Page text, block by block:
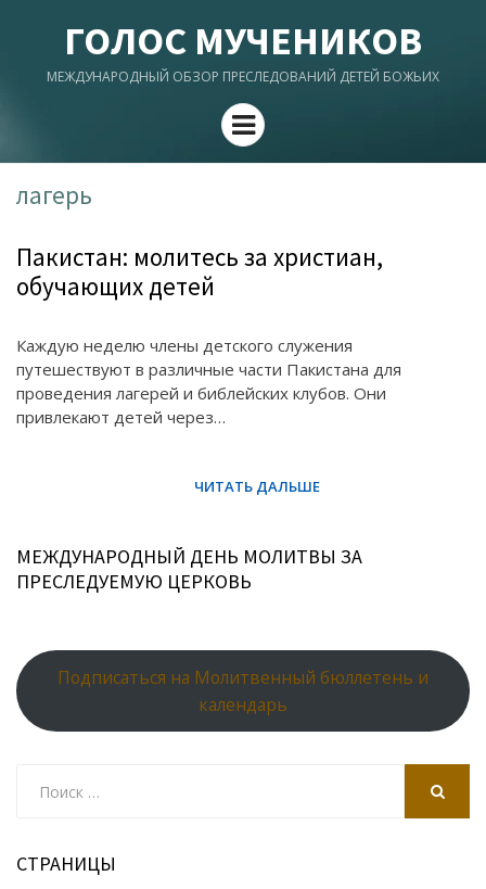
ГОЛОС МУЧЕНИКОВ
МЕЖДУНАРОДНЫЙ ОБЗОР ПРЕСЛЕДОВАНИЙ ДЕТЕЙ БОЖЬИХ
Menu
лагерь
Пакистан: молитесь за христиан,
обучающих детей
Каждую неделю члены детского служения
путешествуют в различные части Пакистана для
проведения лагерей и библейских клубов. Они
привлекают детей через…
МЕЖДУНАРОДНЫЙ ДЕНЬ МОЛИТВЫ ЗА
ПРЕСЛЕДУЕМУЮ ЦЕРКОВЬ
Подписаться на Молитвенный бюллетень и
календарь
СТРАНИЦЫ